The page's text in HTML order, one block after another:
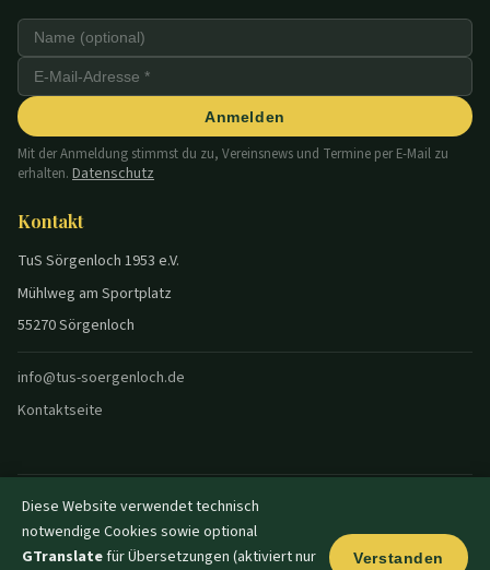
Anmelden
Mit der Anmeldung stimmst du zu, Vereinsnews und Termine per E-Mail zu
erhalten. Datenschutz
Kontakt
TuS Sörgenloch 1953 e.V.
Mühlweg am Sportplatz
55270 Sörgenloch
info@tus-soergenloch.de
Kontaktseite
© 2026 TuS Sörgenloch — Alle Rechte vorbehalten.
🌙 Dunkel|Datenschutz|Impressum Disclaimer|Login
Diese Website verwendet technisch
notwendige Cookies sowie optional
GTranslatefür Übersetzungen (aktiviert nur Verstanden